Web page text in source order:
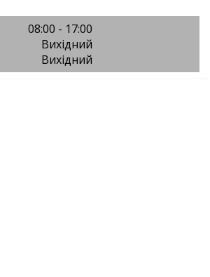
08:00 - 17:00
Вихідний
Вихідний